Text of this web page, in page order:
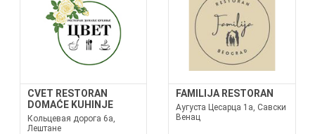
CVET RESTORAN
DOMAĆE KUHINJE
Кольцевая дорога 6а,
Лештане
FAMILIJA RESTORAN
Аугуста Цесарца 1а, Савски
Венац